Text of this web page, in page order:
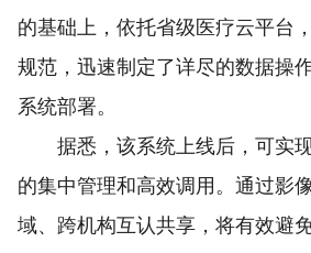
的基础上，依托省级医疗云平台
规范，迅速制定了详尽的数据操
系统部署。
据悉，该系统上线后，可实
的集中管理和高效调用。通过影
域、跨机构互认共享，将有效避